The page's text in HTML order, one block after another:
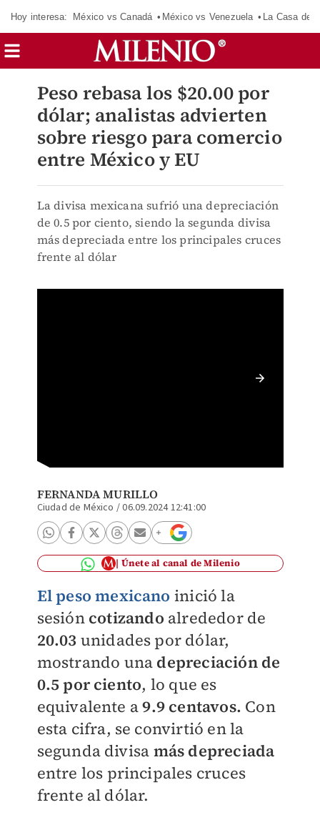
Hoy interesa: México vs Canadá México vs Venezuela La Casa de
Peso rebasa los $20.00 por
dólar; analistas advierten
sobre riesgo para comercio
entre México y EU
La divisa mexicana sufrió una depreciación
de 0.5 por ciento, siendo la segunda divisa
más depreciada entre los principales cruces
frente al dólar
FERNANDA MURILLO
Ciudad de México /06.09.2024 12:41:00
Únete al canal de Milenio
El peso mexicano inició la
sesión cotizando alrededor de
20.03 unidades por dólar,
mostrando una depreciación de
0.5 por ciento, lo que es
equivalente a9.9 centavos. Con
esta cifra, se convirtió en la
segunda divisa más depreciada
entre los principales cruces
frente al dólar.